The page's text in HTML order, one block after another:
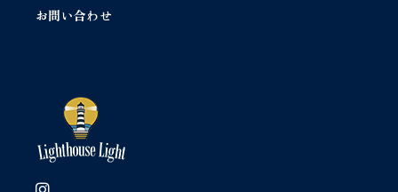
お問い合わせ